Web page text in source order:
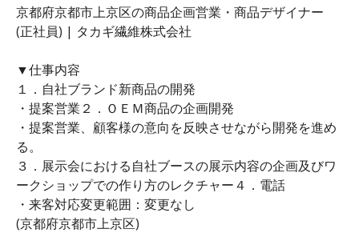
京都府京都市上京区の商品企画営業・商品デザイナー
(正社員) | タカギ繊維株式会社
▼仕事内容
１．自社ブランド新商品の開発
・提案営業２．ＯＥＭ商品の企画開発
・提案営業、顧客様の意向を反映させながら開発を進め
る。
３．展示会における自社ブースの展示内容の企画及びワ
ークショップでの作り方のレクチャー４．電話
・来客対応変更範囲：変更なし
(京都府京都市上京区)